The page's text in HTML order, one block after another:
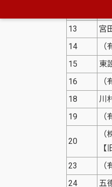
13
宮
14
15
東
16
18
川
19
20
【
23
24
五